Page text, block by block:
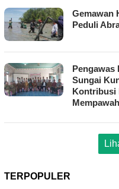
Gemawan
Peduli
Pengawas
Sungai
Kontribusi
Mempawah
TERPOPULER